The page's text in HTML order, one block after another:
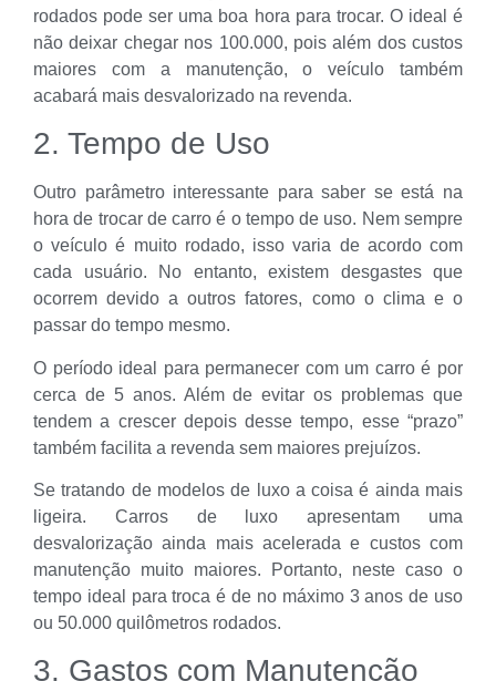
rodados pode ser uma boa hora para trocar. O ideal é
não deixar chegar nos 100.000, pois além dos custos
maiores com a manutenção, o veículo também
acabará mais desvalorizado na revenda.
2. Tempo de Uso
Outro parâmetro interessante para saber se está na
hora de trocar de carro é o tempo de uso. Nem sempre
o veículo é muito rodado, isso varia de acordo com
cada usuário. No entanto, existem desgastes que
ocorrem devido a outros fatores, como o clima e o
passar do tempo mesmo.
O período ideal para permanecer com um carro é por
cerca de 5 anos. Além de evitar os problemas que
tendem a crescer depois desse tempo, esse “prazo”
também facilita a revenda sem maiores prejuízos.
Se tratando de modelos de luxo a coisa é ainda mais
ligeira. Carros de luxo apresentam uma
desvalorização ainda mais acelerada e custos com
manutenção muito maiores. Portanto, neste caso o
tempo ideal para troca é de no máximo 3 anos de uso
ou 50.000 quilômetros rodados.
3. Gastos com Manutenção